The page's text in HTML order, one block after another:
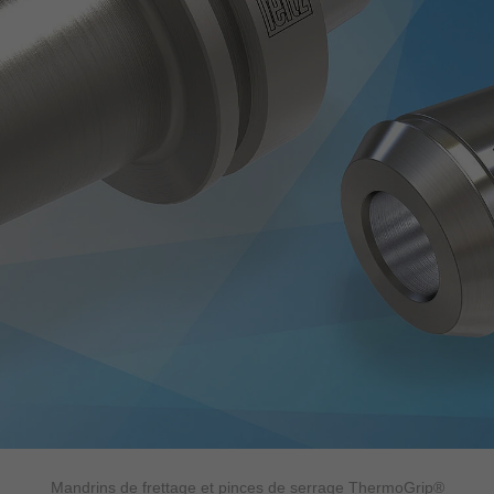
Mandrins de frettage et pinces de serrage ThermoGrip®